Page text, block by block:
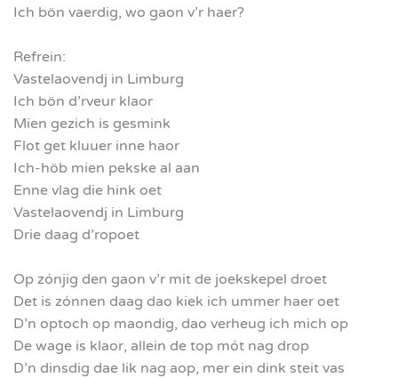
Ich bön vaerdig, wo gaon v’r haer?
Refrein:
Vastelaovendj in Limburg
Ich bön d’rveur klaor
Mien gezich is gesmink
Flot get kluuer inne haor
Ich-höb mien pekske al aan
Enne vlag die hink oet
Vastelaovendj in Limburg
Drie daag d’ropoet
Op zónjig den gaon v’r mit de joekskepel droet
Det is zónnen daag dao kiek ich ummer haer oet
D’n optoch op maondig, dao verheug ich mich op
De wage is klaor, allein de top mót nag drop
D’n dinsdig dae lik nag aop, mer ein dink steit vas